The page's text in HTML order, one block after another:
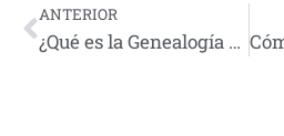
ANTERIOR
¿Qué es la Genealogía y cómo empezar?